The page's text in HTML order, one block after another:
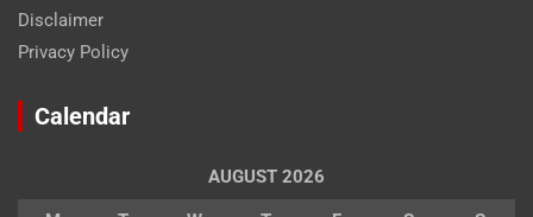
Disclaimer
Privacy Policy
Calendar
AUGUST 2026